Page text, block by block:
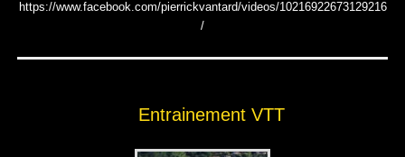
https://www.facebook.com/pierrickvantard/videos/10216922673129216
/
Entrainement VTT